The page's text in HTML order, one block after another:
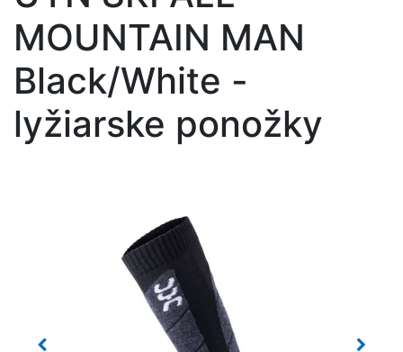
MOUNTAIN MAN
Black/White -
lyžiarske ponožky